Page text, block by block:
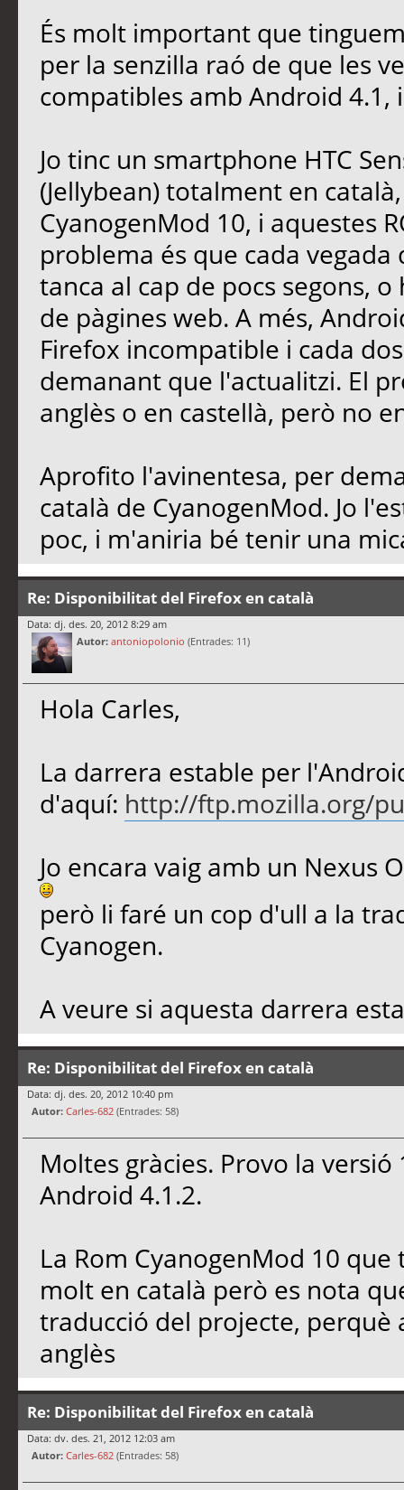
És molt important que
per la senzilla raó de que les
compatibles amb Android 4.1,
Jo tinc un smartphone HTC
(Jellybean) totalment en
CyanogenMod 10, i aquestes
problema és que cada
tanca al cap de pocs segons,
de pàgines web. A més,
Firefox incompatible i cada
demanant que l'actualitzi. El
anglès o en castellà, però no
Aprofito l'avinentesa, per
català de CyanogenMod. Jo
poc, i m'aniria bé tenir una
Re: Disponibilitat del Firefox en català
Data: dj. des. 20, 2012 8:29 am
Autor: antoniopolonio (Entrades: 11)
Hola Carles,
La darrera estable per
d'aquí: http://ftp.mozilla.org/
Jo encara vaig amb un Nexus
però li faré un cop d'ull a la
Cyanogen.
A veure si aquesta darrera
Re: Disponibilitat del Firefox en català
Data: dj. des. 20, 2012 10:40 pm
Autor: Carles-682 (Entrades: 58)
Moltes gràcies. Provo la
Android 4.1.2.
La Rom CyanogenMod 10
molt en català però es nota
traducció del projecte, perquè
anglès
Re: Disponibilitat del Firefox en català
Data: dv. des. 21, 2012 12:03 am
Autor: Carles-682 (Entrades: 58)